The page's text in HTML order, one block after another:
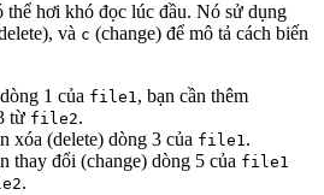
thể hơi khó đọc lúc đầu. Nó sử dụng
và c (change) để mô tả cách biến
1 của file1, bạn cần thêm
từ file2.
xóa (delete) dòng 3 của file1.
thay đổi (change) dòng 5 của file1
.